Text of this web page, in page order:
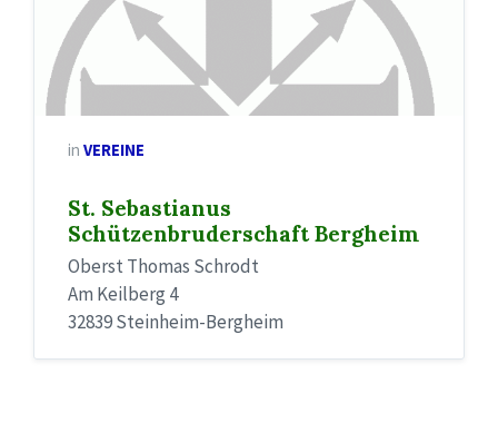
in VEREINE
St. Sebastianus
Schützenbruderschaft Bergheim
Oberst Thomas Schrodt
Am Keilberg 4
32839 Steinheim-Bergheim